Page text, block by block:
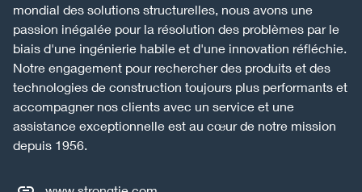
mondial des solutions structurelles, nous avons une
passion inégalée pour la résolution des problèmes par le
biais d'une ingénierie habile et d'une innovation réfléchie.
Notre engagement pour rechercher des produits et des
technologies de construction toujours plus performants et
accompagner nos clients avec un service et une
assistance exceptionnelle est au cœur de notre mission
depuis 1956.